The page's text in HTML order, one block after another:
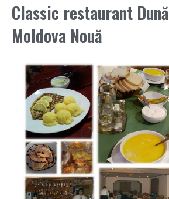
Classic restaurant
Moldova Nouă